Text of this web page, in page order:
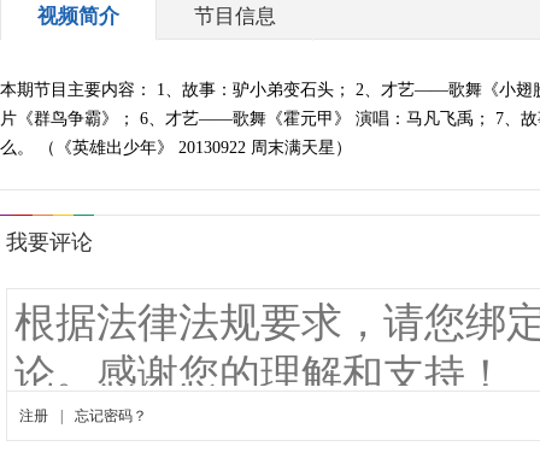
视频简介 节目信息
本期节目主要内容： 1、故事：驴小弟变石头； 2、才艺——歌舞《小翅
片《群鸟争霸》； 6、才艺——歌舞《霍元甲》 演唱：马凡飞禹； 7、
么。 （《英雄出少年》 20130922 周末满天星）